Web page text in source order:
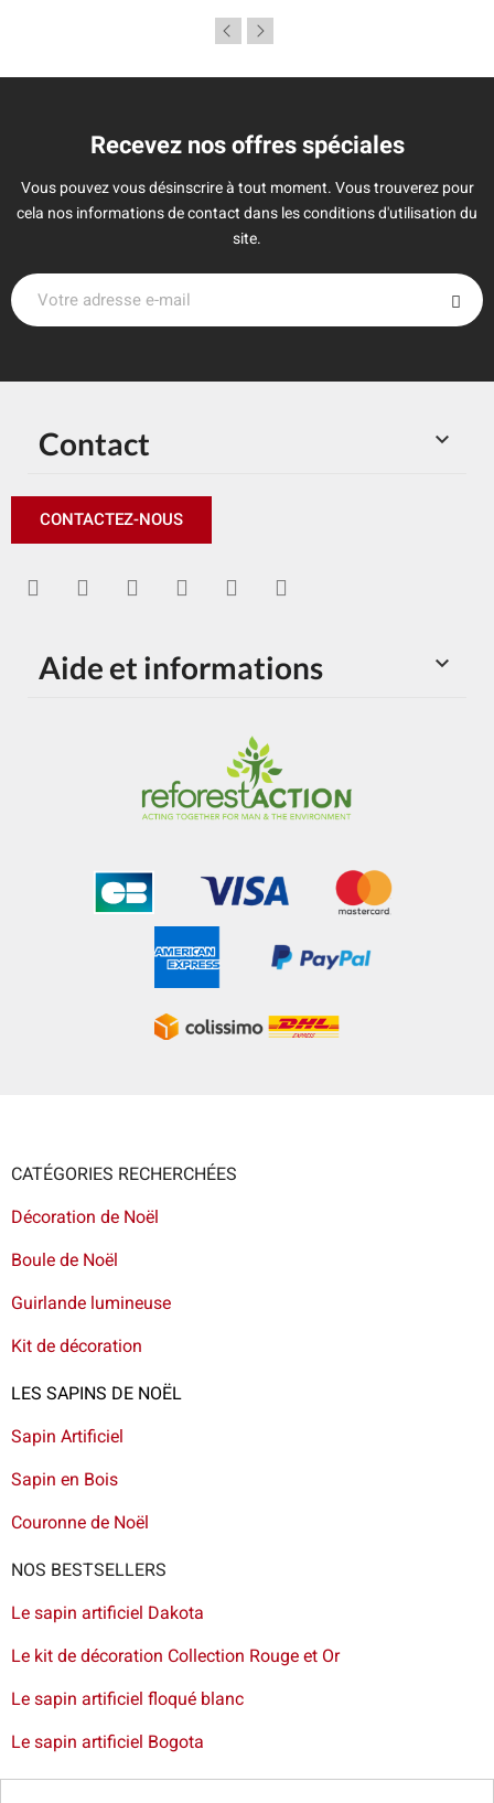
Recevez nos offres spéciales
Vous pouvez vous désinscrire à tout moment. Vous trouverez pour
cela nos informations de contact dans les conditions d'utilisation du
site.

Contact
CONTACTEZ-NOUS

Aide et informations
CATÉGORIES RECHERCHÉES
Décoration de Noël
Boule de Noël
Guirlande lumineuse
Kit de décoration
LES SAPINS DE NOËL
Sapin Artificiel
Sapin en Bois
Couronne de Noël
NOS BESTSELLERS
Le sapin artificiel Dakota
Le kit de décoration Collection Rouge et Or
Le sapin artificiel floqué blanc
Le sapin artificiel Bogota